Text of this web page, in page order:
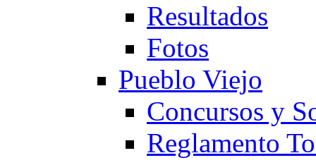
Resultados
Fotos
Pueblo Viejo
Concursos y
Reglamento